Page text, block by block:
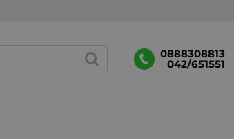
0888308813
042/651551